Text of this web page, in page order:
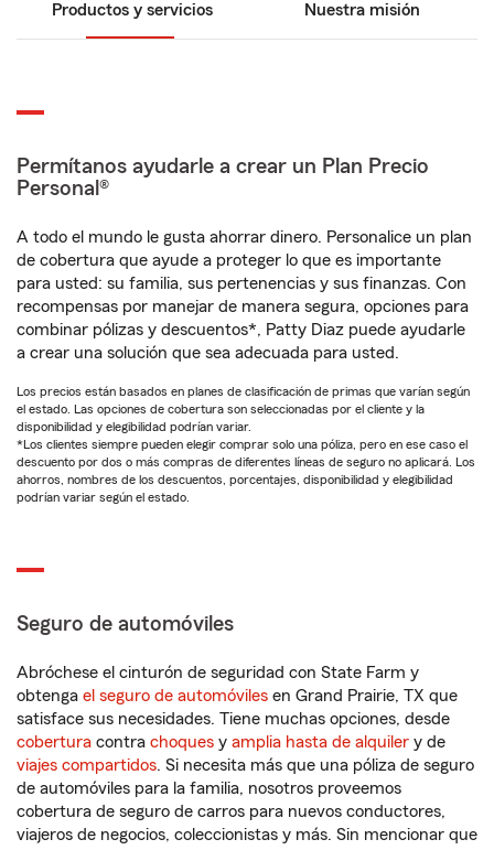
Productos y servicios Nuestra misión
Permítanos ayudarle a crear un Plan Precio
Personal®
A todo el mundo le gusta ahorrar dinero. Personalice un plan
de cobertura que ayude a proteger lo que es importante
para usted: su familia, sus pertenencias y sus finanzas. Con
recompensas por manejar de manera segura, opciones para
combinar pólizas y descuentos*, Patty Diaz puede ayudarle
a crear una solución que sea adecuada para usted.
Los precios están basados en planes de clasificación de primas que varían según
el estado. Las opciones de cobertura son seleccionadas por el cliente y la
disponibilidad y elegibilidad podrían variar.
*Los clientes siempre pueden elegir comprar solo una póliza, pero en ese caso el
descuento por dos o más compras de diferentes líneas de seguro no aplicará. Los
ahorros, nombres de los descuentos, porcentajes, disponibilidad y elegibilidad
podrían variar según el estado.
Seguro de automóviles
Abróchese el cinturón de seguridad con State Farm y
obtenga el seguro de automóviles en Grand Prairie, TX que
satisface sus necesidades. Tiene muchas opciones, desde
cobertura contra choques y amplia hasta de alquiler y de
viajes compartidos. Si necesita más que una póliza de seguro
de automóviles para la familia, nosotros proveemos
cobertura de seguro de carros para nuevos conductores,
viajeros de negocios, coleccionistas y más. Sin mencionar que